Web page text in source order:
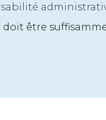
doit être